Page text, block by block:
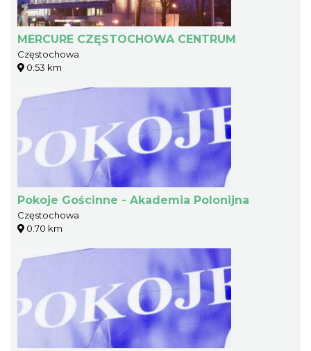
MERCURE CZĘSTOCHOWA CENTRUM
Częstochowa
0.53 km
Pokoje Gościnne - Akademia Polonijna
Częstochowa
0.70 km